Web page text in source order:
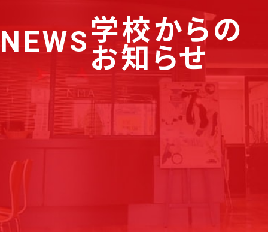
NEWS学校からの
お知らせ